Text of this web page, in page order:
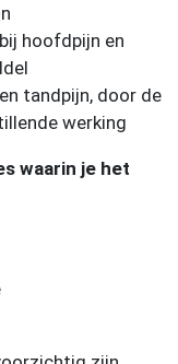
hoofdpijn en
tandpijn, door de
werking
waarin je het